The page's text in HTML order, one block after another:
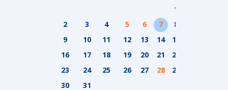
1
2
3 4 5 6 7
8
9
10 11 12 13 14
15
16
17 18 19 20 21
22
23
24 25 26 27 28
29
30
31